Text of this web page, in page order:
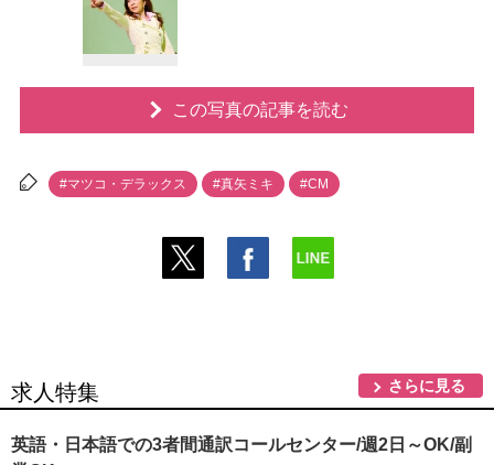
この写真の記事を読む
#マツコ・デラックス #真矢ミキ #CM
求人特集 さらに見る
英語・日本語での3者間通訳コールセンター/週2日～OK/副